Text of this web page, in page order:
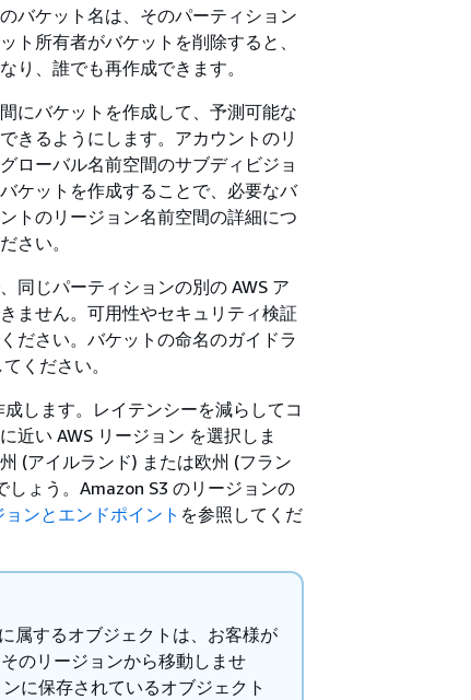
バケット名は、そのパーティション
ト所有者がバケットを削除すると、
り、誰でも再作成できます。
にバケットを作成して、予測可能な
きるようにします。アカウントのリ
ローバル名前空間のサブディビジョ
ケットを作成することで、必要なバ
トのリージョン名前空間の詳細につ
さい。
同じパーティションの別の AWS ア
ません。可用性やセキュリティ検証
ださい。バケットの命名のガイドラ
ください。
します。レイテンシーを減らしてコ
近い AWS リージョン を選択しま
(アイルランド) または欧州 (フラン
ょう。Amazon S3 のリージョンの
ョンとエンドポイント を参照してくだ
属するオブジェクトは、お客様が
のリージョンから移動しませ
に保存されているオブジェクト